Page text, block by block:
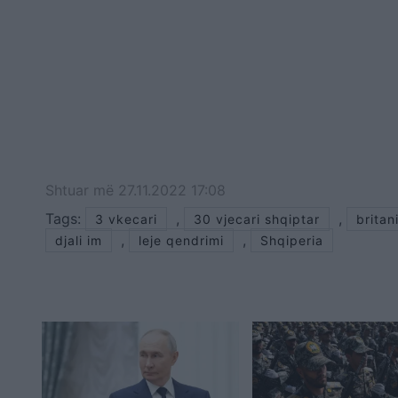
Shtuar më 27.11.2022 17:08
Tags:
3 vkecari , 30 vjecari shqiptar ,
djali im
, leje qendrimi , Shqiperia